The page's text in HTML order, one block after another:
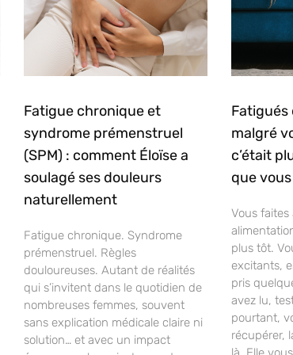
Fatigue chronique et
syndrome prémenstruel
(SPM) : comment Éloïse a
soulagé ses douleurs
naturellement
Fatigue chronique. Syndrome
prémenstruel. Règles
douloureuses. Autant de réalités
qui s’invitent dans le quotidien de
nombreuses femmes, souvent
sans explication médicale claire ni
solution… et avec un impact
Fatigués
malgré
c’était
que
Vous
plus tôt.
excitants,
pris
avez lu,
pourtant,
récupérer,